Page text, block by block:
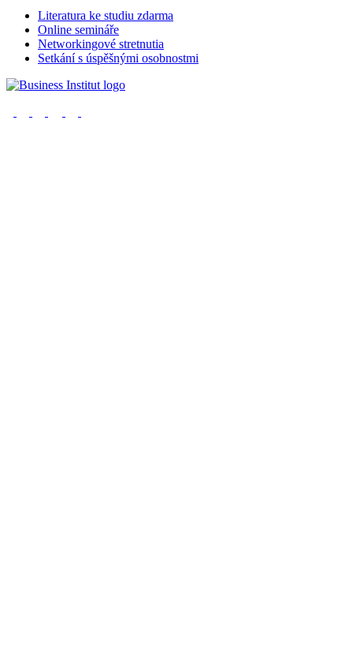
Literatura ke studiu zdarma
Online semináře
Networkingové stretnutia
Setkání s úspěšnými osobnostmi